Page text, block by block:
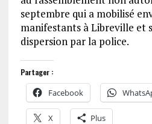
septembre qui a mobilisé
manifestants à Libreville et
dispersion par la police.
Partager :
Facebook
X Plus